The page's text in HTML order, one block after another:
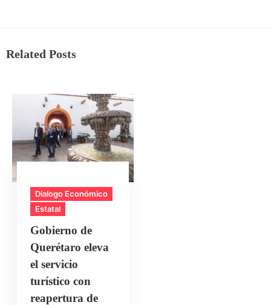
Related Posts
Dialogo Económico
Estatal
Gobierno de
Querétaro eleva
el servicio
turístico con
reapertura de